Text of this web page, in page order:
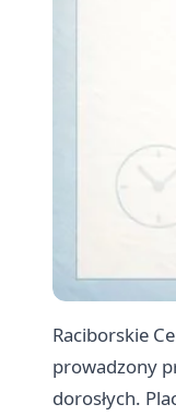
Raciborskie
prowadzony
dorosłych.